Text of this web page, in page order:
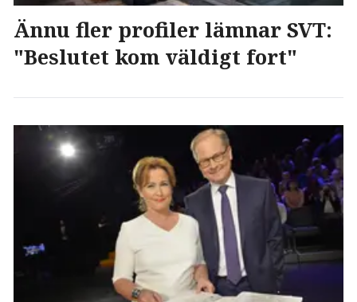
Ännu fler profiler lämnar SVT:
"Beslutet kom väldigt fort"